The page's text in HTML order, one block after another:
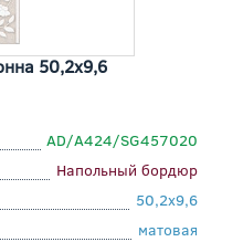
50,2x9,6
AD/A424/SG457020
Напольный бордюр
50,2x9,6
матовая